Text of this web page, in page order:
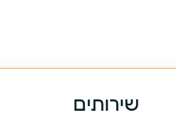
שירותים